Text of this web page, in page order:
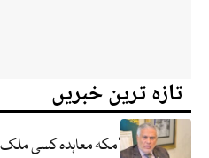
تازہ ترین خبریں
‘مکہ معاہدہ کسی ملک